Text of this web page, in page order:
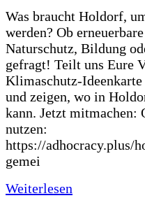
Was braucht Holdorf,
werden? Ob
Naturschutz, Bildung
gefragt! Teilt uns Eure
Klimaschutz-
und zeigen, wo in
kann. Jetzt mitmachen:
nutzen:
https://adhocracy.plus/
gemei
Weiterlesen